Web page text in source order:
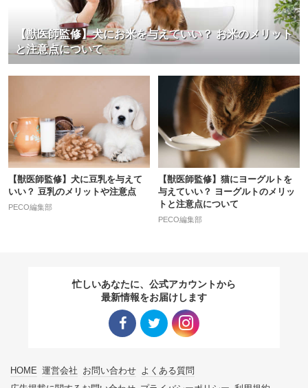
【獣医師監修】犬にお米を与えていい？ お米のメリット
と注意点について
【獣医師監修】犬に豆乳を与えて
いい？ 豆乳のメリットや注意点
PECO編集部
【獣医師監修】猫にヨーグルトを
与えていい？ ヨーグルトのメリッ
トと注意点について
PECO編集部
忙しいあなたに、公式アカウントから
最新情報をお届けします
HOME 運営会社 お問い合わせ よくある質問